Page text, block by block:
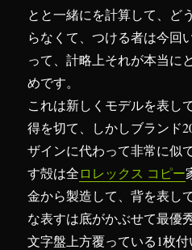
とと一緒にを計算して、ど
らなくて、つける者は今回
って、計略上それが本当に
めです。
これは新しくモデルを表し
得を切て、しかしブランド
ザインに代わって非常に似
す殻は全ロレックス コピー
金から製造して、背を表し
な表すは底がかぶせて最優
文字盤上方覆っている1枚